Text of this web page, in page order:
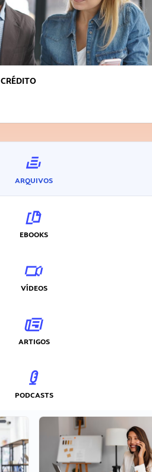
FAÇA A DIFERENÇA: SEJA
ARQUIVOS
EBOOKS
VÍDEOS
ARTIGOS
PODCASTS